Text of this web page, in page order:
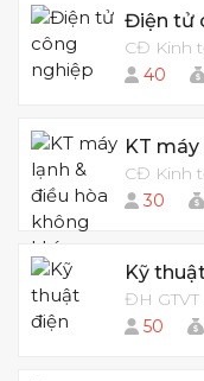
Điện tử
CĐ Kinh
40
KT
CĐ Kinh
30
Kỹ
ĐH
50